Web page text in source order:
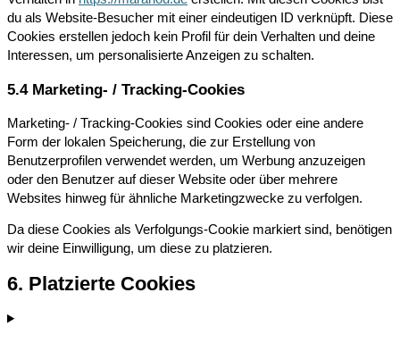
du als Website-Besucher mit einer eindeutigen ID verknüpft. Diese
Cookies erstellen jedoch kein Profil für dein Verhalten und deine
Interessen, um personalisierte Anzeigen zu schalten.
5.4 Marketing- / Tracking-Cookies
Marketing- / Tracking-Cookies sind Cookies oder eine andere
Form der lokalen Speicherung, die zur Erstellung von
Benutzerprofilen verwendet werden, um Werbung anzuzeigen
oder den Benutzer auf dieser Website oder über mehrere
Websites hinweg für ähnliche Marketingzwecke zu verfolgen.
Da diese Cookies als Verfolgungs-Cookie markiert sind, benötigen
wir deine Einwilligung, um diese zu platzieren.
6. Platzierte Cookies